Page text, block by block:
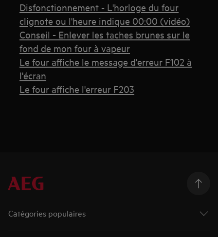
Disfonctionnement - L'horloge du four
clignote ou l'heure indique 00:00 (vidéo)
Conseil - Enlever les taches brunes sur le
fond de mon four à vapeur
Le four affiche le message d'erreur F102 à
l'écran
Le four affiche l'erreur F203
Catégories populaires